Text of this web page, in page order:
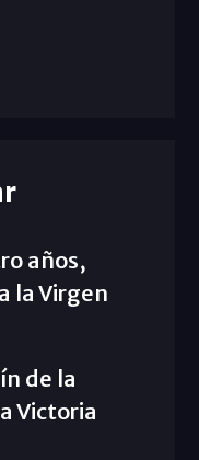
años,
la Virgen
de la
Victoria